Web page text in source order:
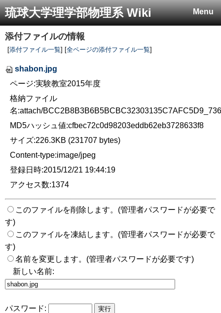
Menu
琉球大学理学部物理系 Wiki
添付ファイルの情報
[添付ファイル一覧] [全ページの添付ファイル一覧]
shabon.jpg
ページ:実験教室2015年度
格納ファイル
名:attach/
MD5ハッシュ値:cfbec72c0d98203eddb62eb3728633f8
サイズ:226.3KB (231707 bytes)
Content-type:image/jpeg
登録日時:2015/12/21 19:44:19
アクセス数:1374
このファイルを削除します。(管理者パスワードが必要で
す)
このファイルを凍結します。(管理者パスワードが必要で
す)
名前を変更します。(管理者パスワードが必要です)
新しい名前:
パスワード: